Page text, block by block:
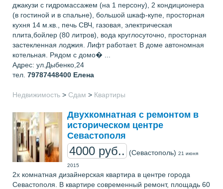
джакузи с гидромассажем (на 1 персону), 2 кондиционера
(в гостиной и в спальне), большой шкаф-купе, просторная
кухня 14 м.кв., печь СВЧ, газовая, электрическая
плита,бойлер (80 литров), вода круглосуточно, просторная
застекленная лоджия. Лифт работает. В доме автономная
котельная. Рядом с домо� ...
Адрес: ул.Дыбенко,24
тел. 79787448400 Елена
Недвижимость > Сдам > Квартиры
Двухкомнатная с ремонтом в
историческом центре
Севастополя
4000 руб.. (Севастополь) 21 июня
2015
2х комнатная дизайнерская квартира в центре города
Севастополя. В квартире современный ремонт, площадь 60